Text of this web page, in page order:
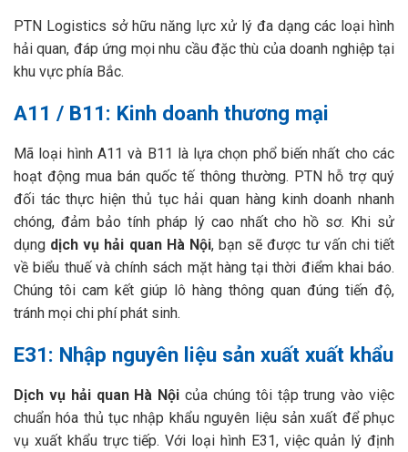
PTN Logistics sở hữu năng lực xử lý đa dạng các loại hình
hải quan, đáp ứng mọi nhu cầu đặc thù của doanh nghiệp tại
khu vực phía Bắc.
A11 / B11: Kinh doanh thương mại
Mã loại hình A11 và B11 là lựa chọn phổ biến nhất cho các
hoạt động mua bán quốc tế thông thường. PTN hỗ trợ quý
đối tác thực hiện thủ tục hải quan hàng kinh doanh nhanh
chóng, đảm bảo tính pháp lý cao nhất cho hồ sơ. Khi sử
dụng dịch vụ hải quan Hà Nội, bạn sẽ được tư vấn chi tiết
về biểu thuế và chính sách mặt hàng tại thời điểm khai báo.
Chúng tôi cam kết giúp lô hàng thông quan đúng tiến độ,
tránh mọi chi phí phát sinh.
E31: Nhập nguyên liệu sản xuất xuất khẩu
Dịch vụ hải quan Hà Nội của chúng tôi tập trung vào việc
chuẩn hóa thủ tục nhập khẩu nguyên liệu sản xuất để phục
vụ xuất khẩu trực tiếp. Với loại hình E31, việc quản lý định